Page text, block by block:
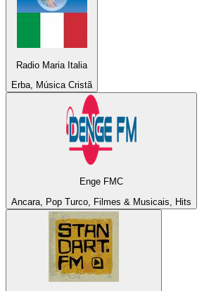
Radio Maria Italia
Erba, Música Cristã
Enge FMC
Ancara, Pop Turco, Filmes & Musicais, Hits